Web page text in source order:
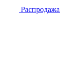
Распродажа